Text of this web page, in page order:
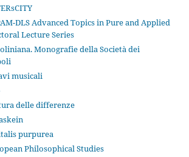
DLS Advanced Topics in Pure and Applied
Lecture Series
Monografie della Società dei
musicali
delle differenze
purpurea
Philosophical Studies